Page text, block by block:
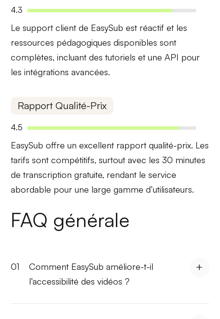
4.3
Le support client de EasySub est réactif et les
ressources pédagogiques disponibles sont
complètes, incluant des tutoriels et une API pour
les intégrations avancées.
Rapport Qualité-Prix
4.5
EasySub offre un excellent rapport qualité-prix. Les
tarifs sont compétitifs, surtout avec les 30 minutes
de transcription gratuite, rendant le service
abordable pour une large gamme d’utilisateurs.
FAQ générale
01
Comment EasySub améliore-t-il
l’accessibilité des vidéos ?